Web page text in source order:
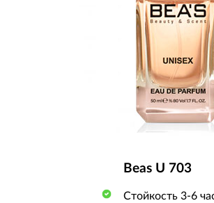
Beas U 703
Стойкость 3-6